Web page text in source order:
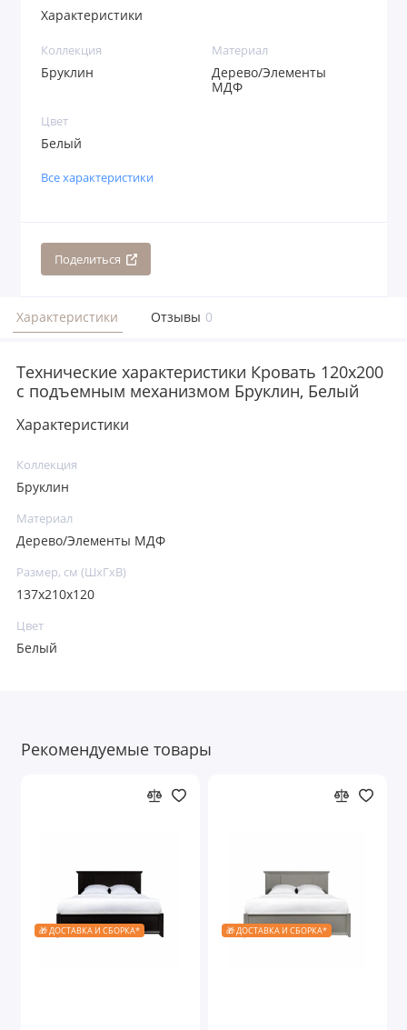
Характеристики
Коллекция
Бруклин
Материал
Дерево/Элементы
МДФ
Цвет
Белый
Все характеристики
Поделиться
Характеристики Отзывы 0
Технические характеристики Кровать 120x200
с подъемным механизмом Бруклин, Белый
Характеристики
Коллекция
Бруклин
Материал
Дерево/Элементы МДФ
Размер, см (ШхГхВ)
137х210х120
Цвет
Белый
Рекомендуемые товары
🎁 ДОСТАВКА И СБОРКА* 🎁 ДОСТАВКА И СБОРКА*